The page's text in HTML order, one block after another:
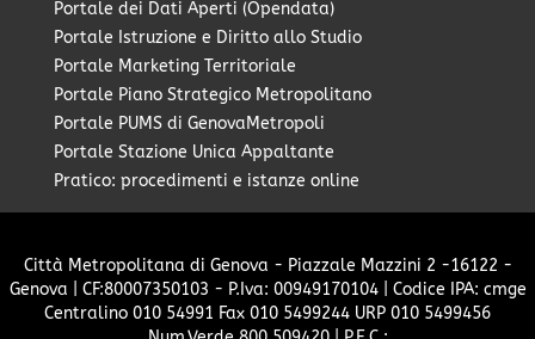
Portale dei Dati Aperti (Opendata)
Portale Istruzione e Diritto allo Studio
Portale Marketing Territoriale
Portale Piano Strategico Metropolitano
Portale PUMS di GenovaMetropoli
Portale Stazione Unica Appaltante
Pratico: procedimenti e istanze online
Città Metropolitana di Genova - Piazzale Mazzini 2 -16122 -
Genova | CF:80007350103 - P.Iva: 00949170104 | Codice IPA: cmge
Centralino 010 54991 Fax 010 5499244 URP 010 5499456